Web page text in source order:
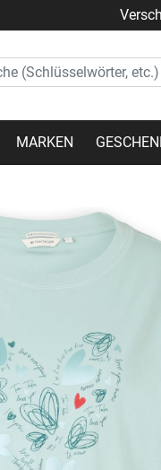
MARKEN